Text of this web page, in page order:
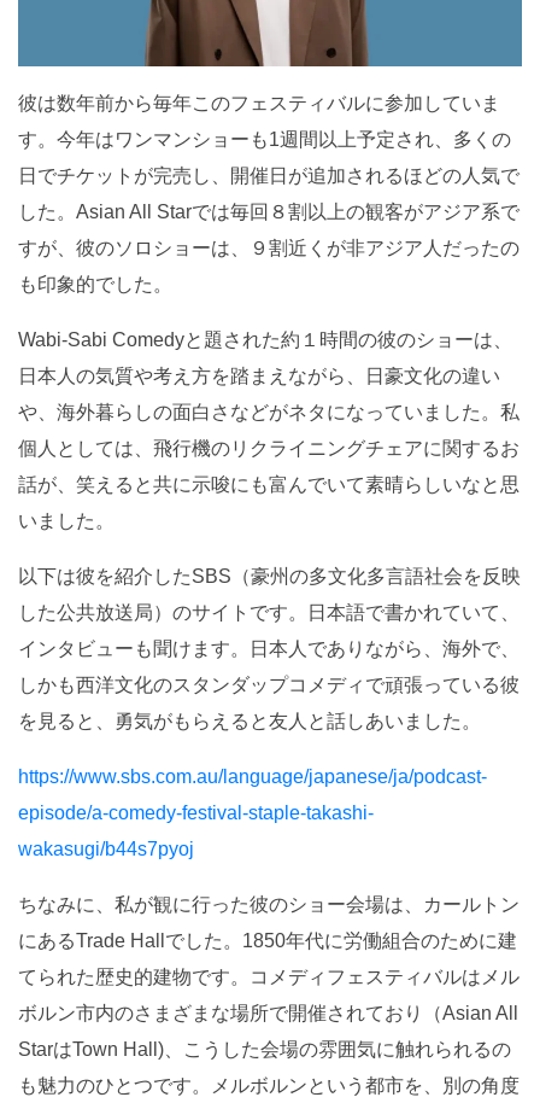
彼は数年前から毎年このフェスティバルに参加していま
す。今年はワンマンショーも1週間以上予定され、多くの
日でチケットが完売し、開催日が追加されるほどの人気で
した。Asian All Starでは毎回８割以上の観客がアジア系で
すが、彼のソロショーは、９割近くが非アジア人だったの
も印象的でした。
Wabi-Sabi Comedyと題された約１時間の彼のショーは、
日本人の気質や考え方を踏まえながら、日豪文化の違い
や、海外暮らしの面白さなどがネタになっていました。私
個人としては、飛行機のリクライニングチェアに関するお
話が、笑えると共に示唆にも富んでいて素晴らしいなと思
いました。
以下は彼を紹介したSBS（豪州の多文化多言語社会を反映
した公共放送局）のサイトです。日本語で書かれていて、
インタビューも聞けます。日本人でありながら、海外で、
しかも西洋文化のスタンダップコメディで頑張っている彼
を見ると、勇気がもらえると友人と話しあいました。
https://www.sbs.com.au/language/japanese/ja/podcast-
episode/a-comedy-festival-staple-takashi-
wakasugi/b44s7pyoj
ちなみに、私が観に行った彼のショー会場は、カールトン
にあるTrade Hallでした。1850年代に労働組合のために建
てられた歴史的建物です。コメディフェスティバルはメル
ボルン市内のさまざまな場所で開催されており（Asian All
StarはTown Hall)、こうした会場の雰囲気に触れられるの
も魅力のひとつです。メルボルンという都市を、別の角度